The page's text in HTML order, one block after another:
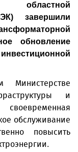
областной
завершили
обновление
и
обслуживание
повысить